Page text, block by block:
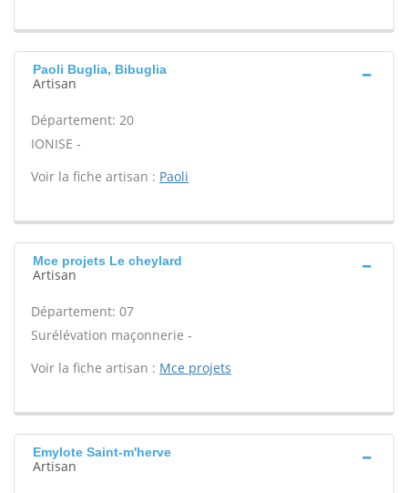
Paoli Buglia, Bibuglia
Artisan
Département: 20
IONISE -
Voir la fiche artisan : Paoli
Mce projets Le cheylard
Artisan
Département: 07
Surélévation maçonnerie -
Voir la fiche artisan : Mce projets
Emylote Saint-m'herve
Artisan